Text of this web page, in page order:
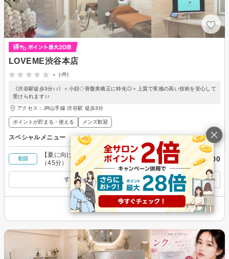
LOVEME渋谷本店
-
(-件)
《渋谷駅徒歩3分♪♪》＜小顔◇骨盤美矯正に特化◎＞上質で実感の高い技術を安心して
受けられます♪♪
アクセス：JR山手線 渋谷駅 徒歩3分
ポイントが貯まる・使える メンズ歓迎
スペシャルメニュー
初回
【夏に向けてお試し価格】ボディ痩身特化コース
（45分）
￥6,000
すべてのスペシャルメニューを見る
その他の情報を表示